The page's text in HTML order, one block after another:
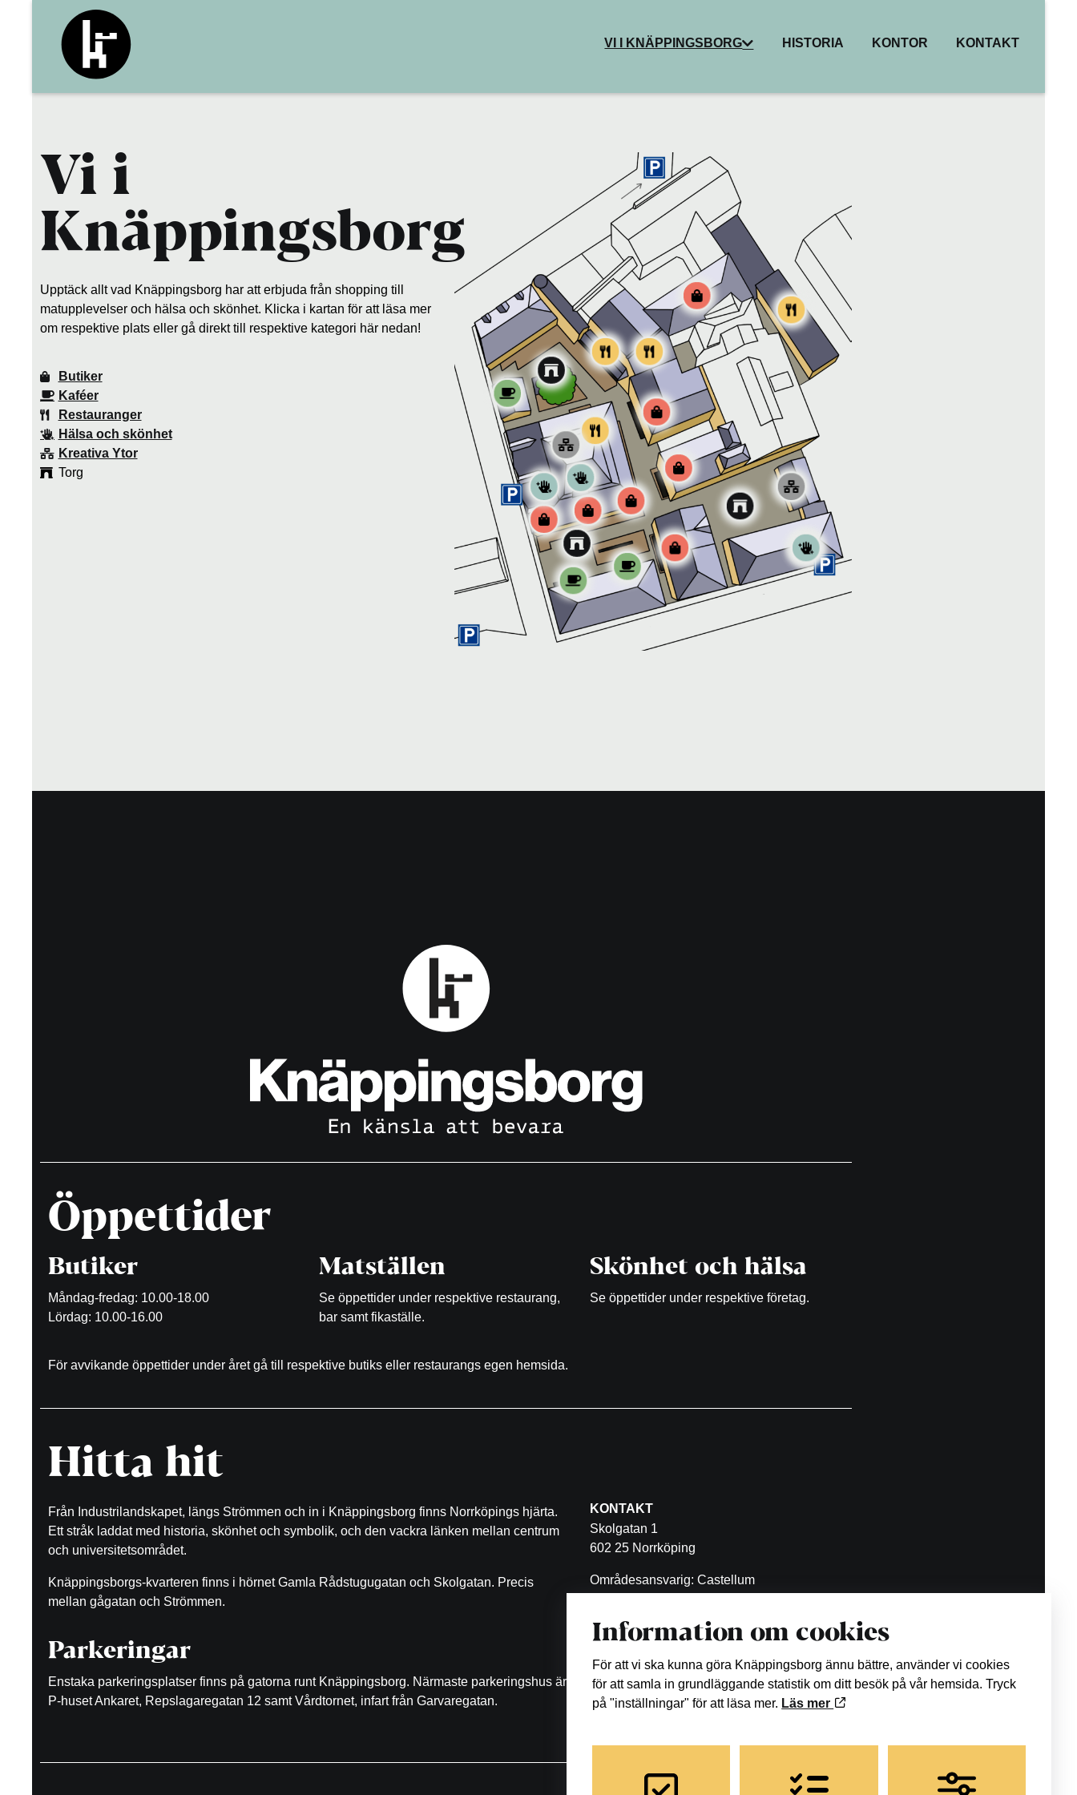
VI I KNÄPPINGSBORG
RESTAURANGER
KREATIVA YTOR
HISTORIA KONTOR KONTAKT
Vi i
Knäppingsborg
Upptäck allt vad Knäppingsborg har att erbjuda från shopping till
matupplevelser och hälsa och skönhet. Klicka i kartan för att läsa mer
om respektive plats eller gå direkt till respektive kategori här nedan!
Butiker
Kaféer
Restauranger
Hälsa och skönhet
Kreativa Ytor
Torg
Öppettider
Butiker
Måndag-fredag: 10.00-18.00
Lördag: 10.00-16.00
Matställen
Se öppettider under respektive restaurang,
bar samt fikaställe.
Skönhet och hälsa
Se öppettider under respektive företag.
För avvikande öppettider under året gå till respektive butiks eller restaurangs egen hemsida.
Hitta hit
Från Industrilandskapet, längs Strömmen och in i Knäppingsborg finns Norrköpings hjärta.
Ett stråk laddat med historia, skönhet och symbolik, och den vackra länken mellan centrum
och universitetsområdet.
Knäppingsborgs-kvarteren finns i hörnet Gamla Rådstugugatan och Skolgatan. Precis
mellan gågatan och Strömmen.
Parkeringar
Enstaka parkeringsplatser finns på gatorna runt Knäppingsborg. Närmaste parkeringshus är
P-huset Ankaret, Repslagaregatan 12 samt Vårdtornet, infart från Garvaregatan.
KONTAKT
Skolgatan 1
602 25 Norrköping
Områdesansvarig: Castellum
011-470 53 11
malin.eklof@castellum.se
Information om cookies
För att vi ska kunna göra Knäppingsborg ännu bättre, använder vi cookies
för att samla in grundläggande statistik om ditt besök på vår hemsida. Tryck
på "inställningar" för att läsa mer. Läs mer